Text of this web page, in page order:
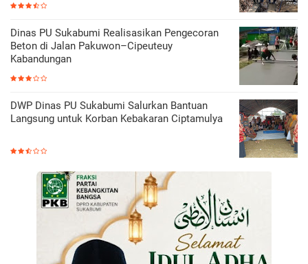
Dinas PU Sukabumi Realisasikan Pengecoran
Beton di Jalan Pakuwon–Cipeuteuy
Kabandungan
DWP Dinas PU Sukabumi Salurkan Bantuan
Langsung untuk Korban Kebakaran Ciptamulya